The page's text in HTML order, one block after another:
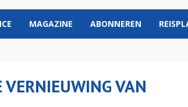
MAGAZINE ABONNEREN
VAN